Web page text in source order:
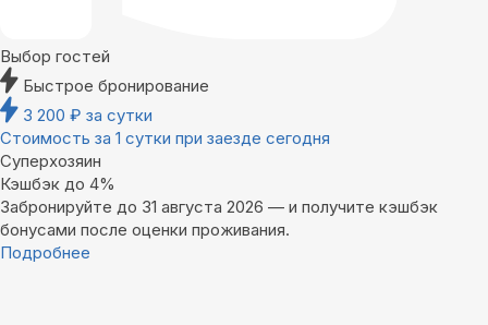
Выбор гостей
Быстрое бронирование
3 200 ₽ за сутки
Стоимость за 1 сутки при заезде сегодня
Суперхозяин
Кэшбэк до 4%
Забронируйте до 31 августа 2026 — и получите кэшбэк
бонусами после оценки проживания.
Подробнее